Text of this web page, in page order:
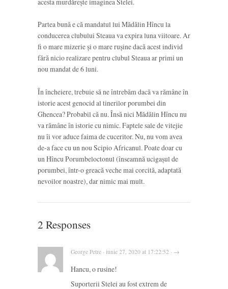
Partea bună e că mandatul lui Mădălin Hîncu la
conducerea clubului Steaua va expira luna viitoare. Ar
fi o mare mizerie și o mare rușine dacă acest individ
fără nicio realizare pentru clubul Steaua ar primi un
nou mandat de 6 luni.
În încheiere, trebuie să ne întrebăm dacă va rămâne în
istorie acest genocid al tinerilor porumbei din
Ghencea? Probabil că nu. Însă nici Mădălin Hîncu nu
va rămâne în istorie cu nimic. Faptele sale de vitejie
nu îi vor aduce faima de cuceritor. Nu, nu vom avea
de-a face cu un nou Scipio Africanul. Poate doar cu
un Hîncu Porumbeloctonul (înseamnă ucigașul de
porumbei, într-o greacă veche mai corcită, adaptată
nevoilor noastre), dar nimic mai mult.
2 Responses
George Petre · iunie 27, 2020 at 17:22:52 · →
Hancu, o rusine!
Suporterii Stelei au fost extrem de